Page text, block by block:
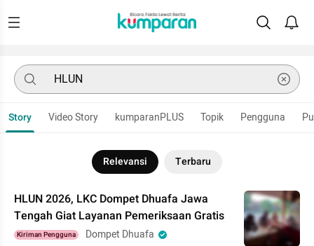
Story Video Story kumparanPLUS Topik Pengguna
Relevansi Terbaru
HLUN 2026, LKC Dompet Dhuafa Jawa
Tengah Giat Layanan Pemeriksaan Gratis
Kiriman Pengguna Dompet Dhuafa